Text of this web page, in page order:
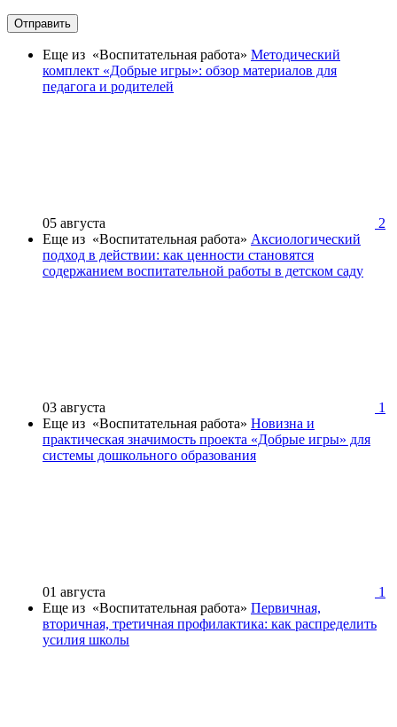
Отправить
Еще из «Воспитательная работа» Методический
комплект «Добрые игры»: обзор материалов для
педагога и родителей
05 августа
2
Еще из «Воспитательная работа» Аксиологический
подход в действии: как ценности становятся
содержанием воспитательной работы в детском саду
03 августа
1
Еще из «Воспитательная работа» Новизна и
практическая значимость проекта «Добрые игры» для
системы дошкольного образования
01 августа
1
Еще из «Воспитательная работа» Первичная,
вторичная, третичная профилактика: как распределить
усилия школы